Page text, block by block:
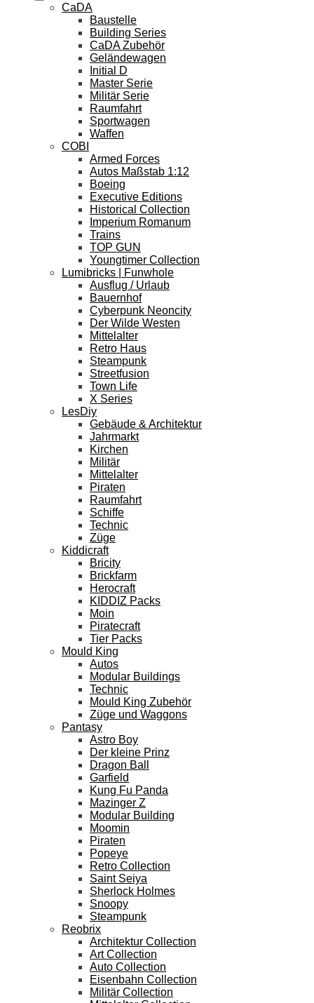
CaDA
Baustelle
Building Series
CaDA Zubehör
Geländewagen
Initial D
Master Serie
Militär Serie
Raumfahrt
Sportwagen
Waffen
COBI
Armed Forces
Autos Maßstab 1:12
Boeing
Executive Editions
Historical Collection
Imperium Romanum
Trains
TOP GUN
Youngtimer Collection
Lumibricks | Funwhole
Ausflug / Urlaub
Bauernhof
Cyberpunk Neoncity
Der Wilde Westen
Mittelalter
Retro Haus
Steampunk
Streetfusion
Town Life
X Series
LesDiy
Gebäude & Architektur
Jahrmarkt
Kirchen
Militär
Mittelalter
Piraten
Raumfahrt
Schiffe
Technic
Züge
Kiddicraft
Bricity
Brickfarm
Herocraft
KIDDIZ Packs
Moin
Piratecraft
Tier Packs
Mould King
Autos
Modular Buildings
Technic
Mould King Zubehör
Züge und Waggons
Pantasy
Astro Boy
Der kleine Prinz
Dragon Ball
Garfield
Kung Fu Panda
Mazinger Z
Modular Building
Moomin
Piraten
Popeye
Retro Collection
Saint Seiya
Sherlock Holmes
Snoopy
Steampunk
Reobrix
Architektur Collection
Art Collection
Auto Collection
Eisenbahn Collection
Militär Collection